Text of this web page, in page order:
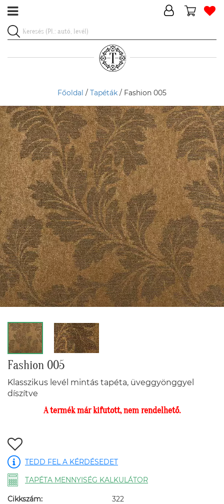
Főoldal / Tapéták / Fashion 005
Fashion 005
Klasszikus levél mintás tapéta, üveggyönggyel
díszítve
A termék már kifutott, nem rendelhető.
TEDD FEL A KÉRDÉSEDET
TAPÉTA MENNYISÉG KALKULÁTOR
Cikkszám: 322